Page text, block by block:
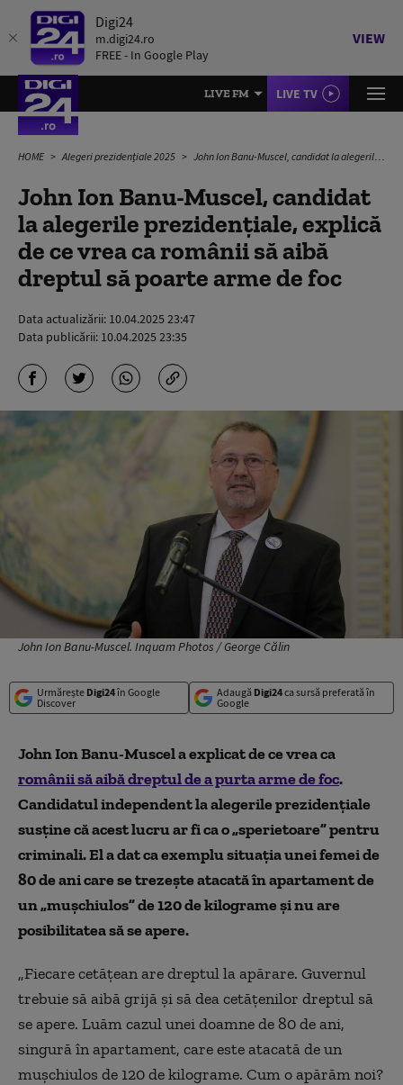
Digi24
m.digi24.ro
FREE - In Google Play
VIEW
LIVE FM LIVE TV
HOME Alegeri prezidențiale 2025 John Ion Banu-Muscel, candidat la alegerile prezidențiale, explică de ce vrea ca românii să aibă dreptul să poarte arme de foc
John Ion Banu-Muscel, candidat
la alegerile prezidențiale, explică
de ce vrea ca românii să aibă
dreptul să poarte arme de foc
Data actualizării: 10.04.2025 23:47
Data publicării: 10.04.2025 23:35
John Ion Banu-Muscel. Inquam Photos / George Călin
Urmărește Digi24în Google
Discover
Adaugă Digi24ca sursă preferată în
Google
John Ion Banu-Muscel a explicat de ce vrea ca
românii să aibă dreptul de a purta arme de foc.
Candidatul independent la alegerile prezidențiale
susține că acest lucru ar fi ca o „sperietoare” pentru
criminali. El a dat ca exemplu situaţia unei femei de
80 de ani care se trezeşte atacată în apartament de
un „muşchiulos” de 120 de kilograme şi nu are
posibilitatea să se apere.
„Fiecare cetăţean are dreptul la apărare. Guvernul
trebuie să aibă grijă şi să dea cetăţenilor dreptul să
se apere. Luăm cazul unei doamne de 80 de ani,
singură în apartament, care este atacată de un
muşchiulos de 120 de kilograme. Cum o apărăm noi?